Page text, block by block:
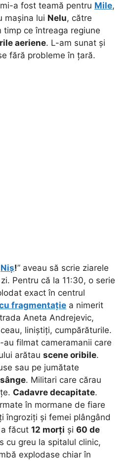
a fost teamă pentru Mile,
mașina lui Nelu, către
timp ce întreaga regiune
aeriene. L-am sunat și
fără probleme în țară.
Niș!” aveau să scrie ziarele
Pentru că la 11:30, o serie
exact în centrul
fragmentație a nimerit
Aneta Andrejevic,
liniștiți, cumpărăturile.
au filmat cameramanii care
arătau scene oribile.
sau pe jumătate
. Militari care cărau
Cadavre decapitate.
în mormane de fiare
îngroziți și femei plângând
făcut 12 morți și 60 de
cu greu la spitalul clinic,
explodase chiar în